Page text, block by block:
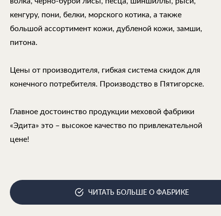
кенгуру, пони, белки, морского котика, а также
большой ассортимент кожи, дубленой кожи, замши,
питона.
Цены от производителя, гибкая система скидок для
конечного потребителя. Производство в Пятигорске.
Главное достоинство продукции меховой фабрики
«Эдита» это – высокое качество по привлекательной
цене!
ЧИТАТЬ БОЛЬШЕ О ФАБРИКЕ